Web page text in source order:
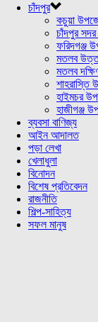
চাঁদপুর
কচুয়া
চাঁদপুর
ফরিদগঞ্জ
মতলব
মতলব
শাহরাস্তি
হাইমচর
হাজীগঞ্জ
ব্যবসা বাণিজ্য
আইন আদালত
পড়া লেখা
খেলাধুলা
বিনোদন
বিশেষ প্রতিবেদন
রাজনীতি
শিল্প-সাহিত্য
সফল মানুষ